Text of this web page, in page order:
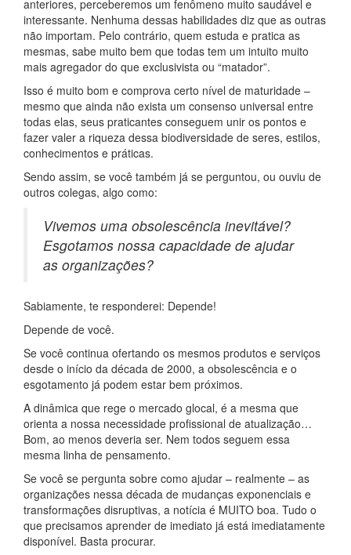
anteriores, perceberemos um fenômeno muito saudável e
interessante. Nenhuma dessas habilidades diz que as outras
não importam. Pelo contrário, quem estuda e pratica as
mesmas, sabe muito bem que todas tem um intuito muito
mais agregador do que exclusivista ou “matador”.
Isso é muito bom e comprova certo nível de maturidade –
mesmo que ainda não exista um consenso universal entre
todas elas, seus praticantes conseguem unir os pontos e
fazer valer a riqueza dessa biodiversidade de seres, estilos,
conhecimentos e práticas.
Sendo assim, se você também já se perguntou, ou ouviu de
outros colegas, algo como:
Vivemos uma obsolescência inevitável?
Esgotamos nossa capacidade de ajudar
as organizações?
Sabiamente, te responderei: Depende!
Depende de você.
Se você continua ofertando os mesmos produtos e serviços
desde o início da década de 2000, a obsolescência e o
esgotamento já podem estar bem próximos.
A dinâmica que rege o mercado glocal, é a mesma que
orienta a nossa necessidade profissional de atualização…
Bom, ao menos deveria ser. Nem todos seguem essa
mesma linha de pensamento.
Se você se pergunta sobre como ajudar – realmente – as
organizações nessa década de mudanças exponenciais e
transformações disruptivas, a notícia é MUITO boa. Tudo o
que precisamos aprender de imediato já está imediatamente
disponível. Basta procurar.